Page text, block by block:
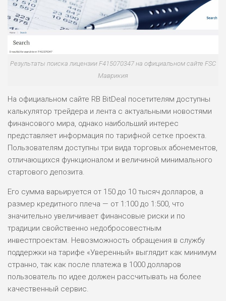
Результаты поиска лицензии F415070347 на официальном сайте FSC
Маврикия
На официальном сайте RB BitDeal посетителям доступны
калькулятор трейдера и лента с актуальными новостями
финансового мира, однако наибольший интерес
представляет информация по тарифной сетке проекта.
Пользователям доступны три вида торговых абонементов,
отличающихся функционалом и величиной минимального
стартового депозита.
Его сумма варьируется от 150 до 10 тысяч долларов, а
размер кредитного плеча — от 1:100 до 1:500, что
значительно увеличивает финансовые риски и по
традиции свойственно недобросовестным
инвестпроектам. Невозможность обращения в службу
поддержки на тарифе «Уверенный» выглядит как минимум
странно, так как после платежа в 1000 долларов
пользователь по идее должен рассчитывать на более
качественный сервис.